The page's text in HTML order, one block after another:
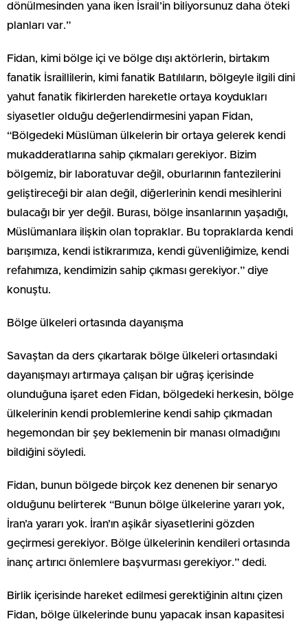
dönülmesinden yana iken İsrail’in biliyorsunuz daha öteki
planları var.”
Fidan, kimi bölge içi ve bölge dışı aktörlerin, birtakım
fanatik İsraillilerin, kimi fanatik Batılıların, bölgeyle ilgili dini
yahut fanatik fikirlerden hareketle ortaya koydukları
siyasetler olduğu değerlendirmesini yapan Fidan,
“Bölgedeki Müslüman ülkelerin bir ortaya gelerek kendi
mukadderatlarına sahip çıkmaları gerekiyor. Bizim
bölgemiz, bir laboratuvar değil, oburlarının fantezilerini
geliştireceği bir alan değil, diğerlerinin kendi mesihlerini
bulacağı bir yer değil. Burası, bölge insanlarının yaşadığı,
Müslümanlara ilişkin olan topraklar. Bu topraklarda kendi
barışımıza, kendi istikrarımıza, kendi güvenliğimize, kendi
refahımıza, kendimizin sahip çıkması gerekiyor.” diye
konuştu.
Bölge ülkeleri ortasında dayanışma
Savaştan da ders çıkartarak bölge ülkeleri ortasındaki
dayanışmayı artırmaya çalışan bir uğraş içerisinde
olunduğuna işaret eden Fidan, bölgedeki herkesin, bölge
ülkelerinin kendi problemlerine kendi sahip çıkmadan
hegemondan bir şey beklemenin bir manası olmadığını
bildiğini söyledi.
Fidan, bunun bölgede birçok kez denenen bir senaryo
olduğunu belirterek “Bunun bölge ülkelerine yararı yok,
İran’a yararı yok. İran’ın aşikâr siyasetlerini gözden
geçirmesi gerekiyor. Bölge ülkelerinin kendileri ortasında
inanç artırıcı önlemlere başvurması gerekiyor.” dedi.
Birlik içerisinde hareket edilmesi gerektiğinin altını çizen
Fidan, bölge ülkelerinde bunu yapacak insan kapasitesi